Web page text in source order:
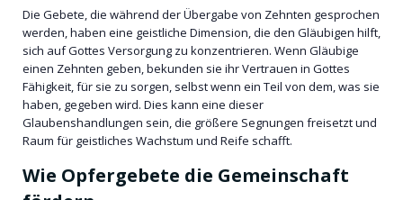
Die Gebete, die während der Übergabe von Zehnten gesprochen
werden, haben eine geistliche Dimension, die den Gläubigen hilft,
sich auf Gottes Versorgung zu konzentrieren. Wenn Gläubige
einen Zehnten geben, bekunden sie ihr Vertrauen in Gottes
Fähigkeit, für sie zu sorgen, selbst wenn ein Teil von dem, was sie
haben, gegeben wird. Dies kann eine dieser
Glaubenshandlungen sein, die größere Segnungen freisetzt und
Raum für geistliches Wachstum und Reife schafft.
Wie Opfergebete die Gemeinschaft